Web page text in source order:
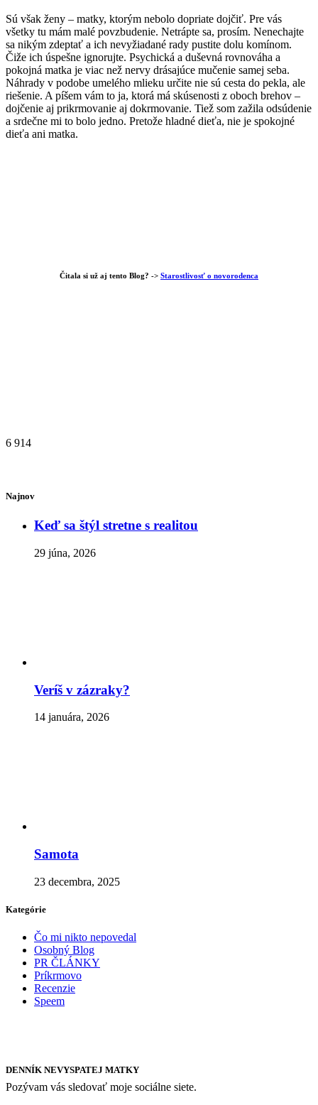
Sú však ženy – matky, ktorým nebolo dopriate dojčiť. Pre vás
všetky tu mám malé povzbudenie. Netrápte sa, prosím. Nenechajte
sa nikým zdeptať a ich nevyžiadané rady pustite dolu komínom.
Čiže ich úspešne ignorujte. Psychická a duševná rovnováha a
pokojná matka je viac než nervy drásajúce mučenie samej seba.
Náhrady v podobe umelého mlieku určite nie sú cesta do pekla, ale
riešenie. A píšem vám to ja, ktorá má skúsenosti z oboch brehov –
dojčenie aj prikrmovanie aj dokrmovanie. Tiež som zažila odsúdenie
a srdečne mi to bolo jedno. Pretože hladné dieťa, nie je spokojné
dieťa ani matka.
Čitala si už aj tento Blog? -> Starostlivosť o novorodenca
6 914
Najnov
Keď sa štýl stretne s realitou
29 júna, 2026
Veríš v zázraky?
14 januára, 2026
Samota
23 decembra, 2025
Kategórie
Čo mi nikto nepovedal
Osobný Blog
PR ČLÁNKY
Príkrmovo
Recenzie
Speem
DENNÍK NEVYSPATEJ MATKY
Pozývam vás sledovať moje sociálne siete.